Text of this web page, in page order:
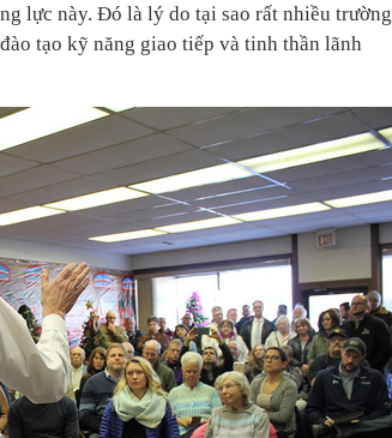
lực này. Đó là lý do tại sao rất nhiều trường
tạo kỹ năng giao tiếp và tinh thần lãnh